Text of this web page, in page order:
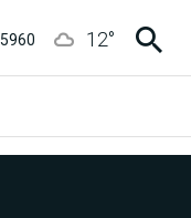
1160 12°